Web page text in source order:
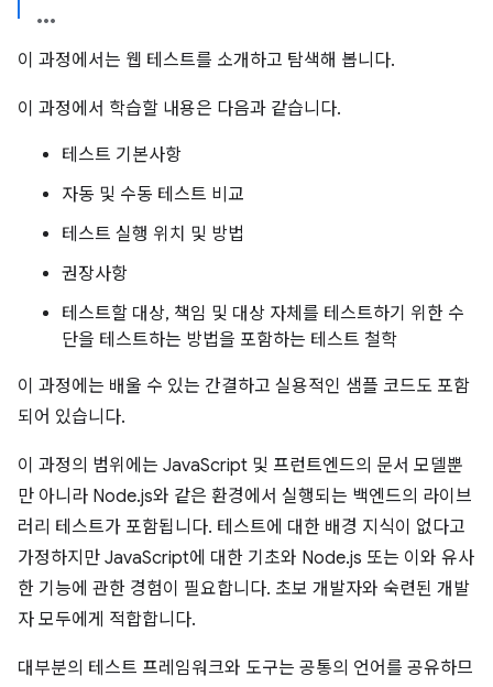
이 과정에서는 웹 테스트를 소개하고 탐색해 봅니다.
이 과정에서 학습할 내용은 다음과 같습니다.
테스트 기본사항
자동 및 수동 테스트 비교
테스트 실행 위치 및 방법
권장사항
테스트할 대상, 책임 및 대상 자체를 테스트하기 위한 수
단을 테스트하는 방법을 포함하는 테스트 철학
이 과정에는 배울 수 있는 간결하고 실용적인 샘플 코드도 포함
되어 있습니다.
이 과정의 범위에는 JavaScript 및 프런트엔드의 문서 모델뿐
만 아니라 Node.js와 같은 환경에서 실행되는 백엔드의 라이브
러리 테스트가 포함됩니다. 테스트에 대한 배경 지식이 없다고
가정하지만 JavaScript에 대한 기초와 Node.js 또는 이와 유사
한 기능에 관한 경험이 필요합니다. 초보 개발자와 숙련된 개발
자 모두에게 적합합니다.
대부분의 테스트 프레임워크와 도구는 공통의 언어를 공유하므